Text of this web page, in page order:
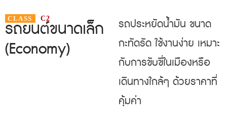
CLASS C2
รถยนต์ขนาดเล็ก
(Economy)
รถประหยัดน้ำมัน ขนาด
กะทัดรัด ใช้งานง่าย เหมาะ
กับการขับขี่ในเมืองหรือ
เดินทางใกล้ๆ ด้วยราคาที่
คุ้มค่า